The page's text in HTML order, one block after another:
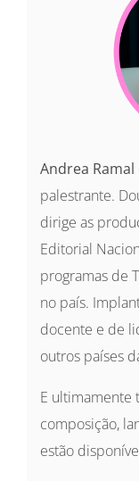
Andrea Ramal
palestrante.
dirige as
Editorial
programas de
no país.
docente e de
outros países
E ultimamente
composição,
estão